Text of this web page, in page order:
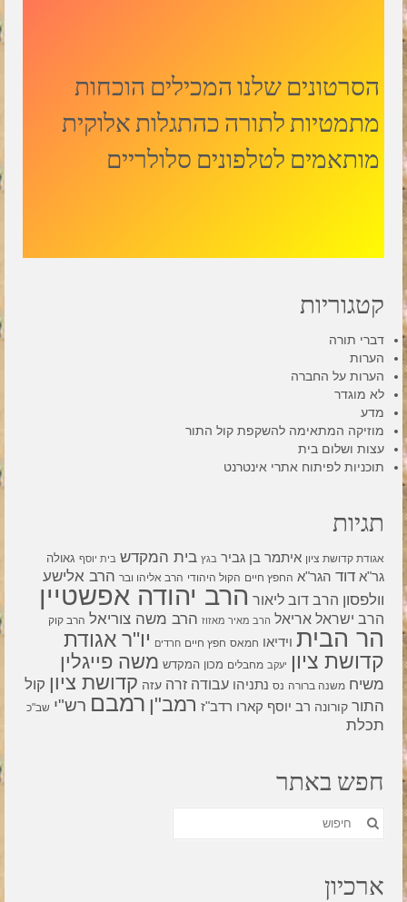
הסרטונים שלנו המכילים הוכחות
מתמטיות לתורה כהתגלות אלוקית
מותאמים לטלפונים סלולריים
קטגוריות
דברי תורה
הערות
הערות על החברה
לא מוגדר
מדע
מוזיקה המתאימה להשקפת קול התור
עצות ושלום בית
תוכניות לפיתוח אתרי אינטרנט
תגיות
אגודת קדושת ציון איתמר בן גביר בגץ בית המקדש בית יוסף גאולה
גר"א דוד הגר"א החפץ חיים הקול היהודי הרב אליהו ובר הרב אלישע
וולפסון הרב דוב ליאור הרב יהודה אפשטיין
הרב ישראל אריאל הרב מאיר מאזוז הרב משה צוריאל הרב קוק
הר הבית וידיאו חמאס חפץ חיים חרדים יו"ר אגודת
קדושת ציון יעקב מחבלים מכון המקדש משה פייגלין
משיח משנה ברורה נס נתניהו עבודה זרה עזה קדושת ציון קול
התור קורונה רב יוסף קארו רדב"ז רמב"ן רמבם רש"י שב"כ
תכלת
חפש באתר
חפש
ארכיון